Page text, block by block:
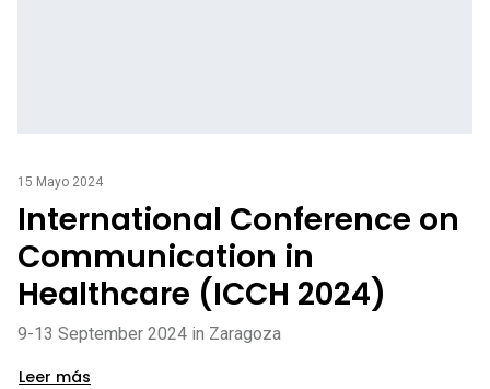
15 Mayo 2024
International Conference on
Communication in
Healthcare (ICCH 2024)
9-13 September 2024 in Zaragoza
Leer más